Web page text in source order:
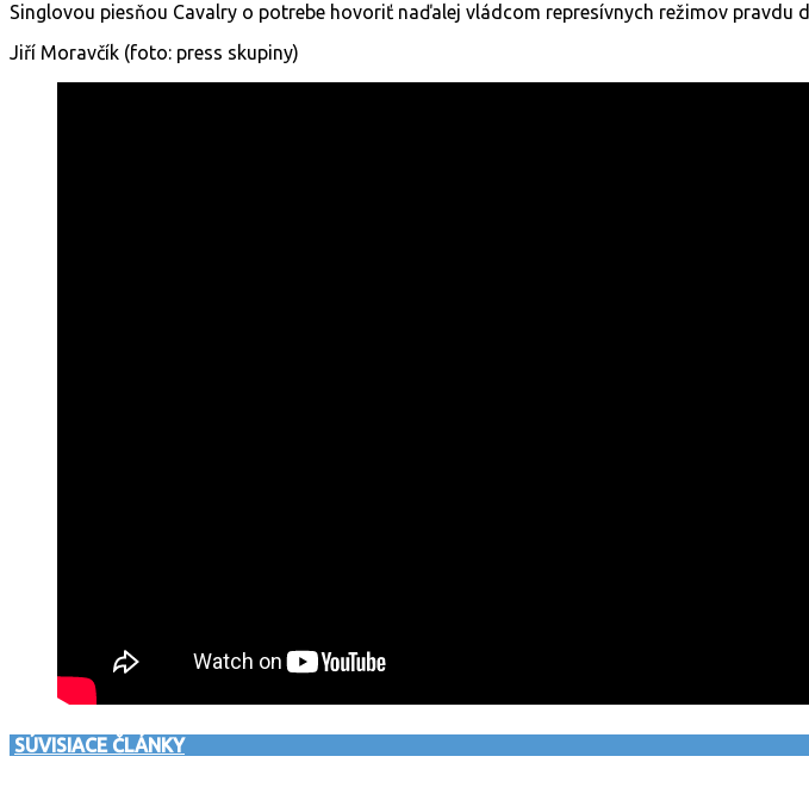
Singlovou piesňou Cavalry o potrebe hovoriť naďalej vládcom represívnych režimov pravdu
Jiří Moravčík (foto: press skupiny)
SÚVISIACE ČLÁNKY